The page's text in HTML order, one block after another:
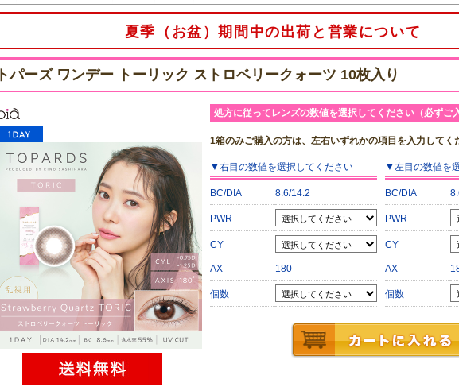
夏季（お盆）期間中の出荷と営業について
トパーズ ワンデー トーリック ストロベリークォーツ 10枚入り
処方に従ってレンズの数値を選択してください（必ずご
1箱のみご購入の方は、左右いずれかの項目を入力してく
▼右目の数値を選択してください
BC/DIA 8.6/14.2
PWR
CY
AX 180
個数
▼左目の数値を
BC/DIA
PWR
CY
AX
個数